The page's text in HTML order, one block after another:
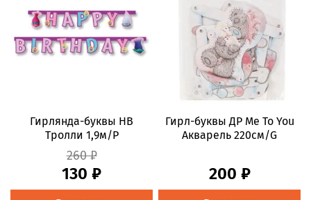
Гирлянда-буквы HB
Тролли 1,9м/P
260 ₽
130 ₽
Гирл-буквы ДР Me To You
Акварель 220см/G
200 ₽